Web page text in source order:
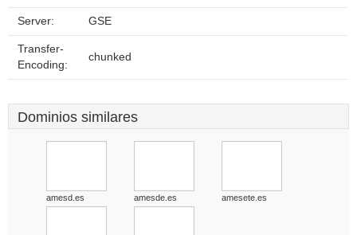
Server: GSE
Transfer-
Encoding:
chunked
Dominios similares
amesd.es amesde.es amesete.es